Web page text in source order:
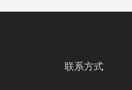
联系方式